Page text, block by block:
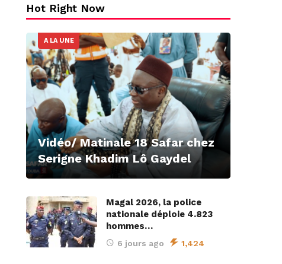
Hot Right Now
A LA UNE
Vidéo/ Matinale 18 Safar chez
Serigne Khadim Lô Gaydel
Magal 2026, la police
nationale déploie 4.823
hommes…
6 jours ago 1,424